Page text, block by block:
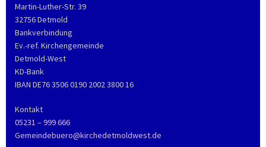
Martin-Luther-Str. 39
32756 Detmold
Bankverbindung
Ev.-ref. Kirchengemeinde
Detmold-West
KD-Bank
IBAN DE76 3506 0190 2002 3800 16
Kontakt
05231 – 999 666
Gemeindebuero@kirchedetmoldwest.de